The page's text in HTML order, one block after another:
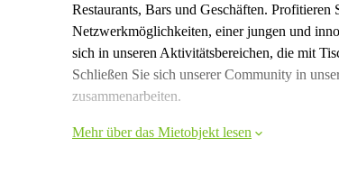
Restaurants, Bars und Geschäften.
Netzwerkmöglichkeiten, einer jungen und
sich in unseren Aktivitätsbereichen, die mit
Schließen Sie sich unserer Community in
zusammenarbeiten.
Mehr über das Mietobjekt lesen